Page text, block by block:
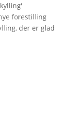
'
forestilling
der er glad